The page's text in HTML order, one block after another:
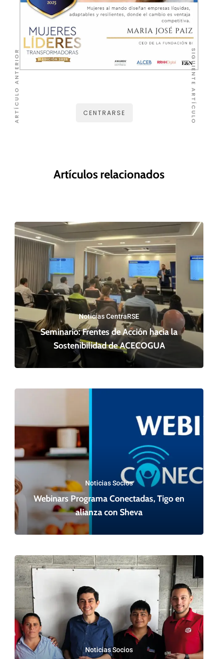
CENTRARSE
Artículos relacionados
Noticias CentraRSE
Seminario: Frentes de Acción hacia la
Sostenibilidad de ACECOGUA
Noticias Socios
Webinars Programa Conectadas, Tigo en
alianza con Sheva
Noticias Socios
ARTÍCULO ANTERIOR SIGUIENTE ARTÍCULO